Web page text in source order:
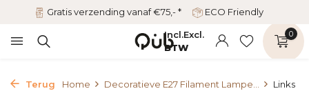
Gratis verzending vanaf €75,- * ECO Friendly
Incl.Excl.
BTW
0
Terug Home Decoratieve E27 Filament Lampe... Links